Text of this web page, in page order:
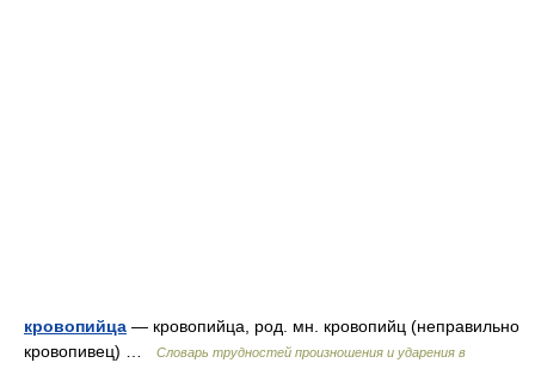
кровопийца — кровопийца, род. мн. кровопийц (неправильно
кровопивец) …
Словарь трудностей произношения и ударения в